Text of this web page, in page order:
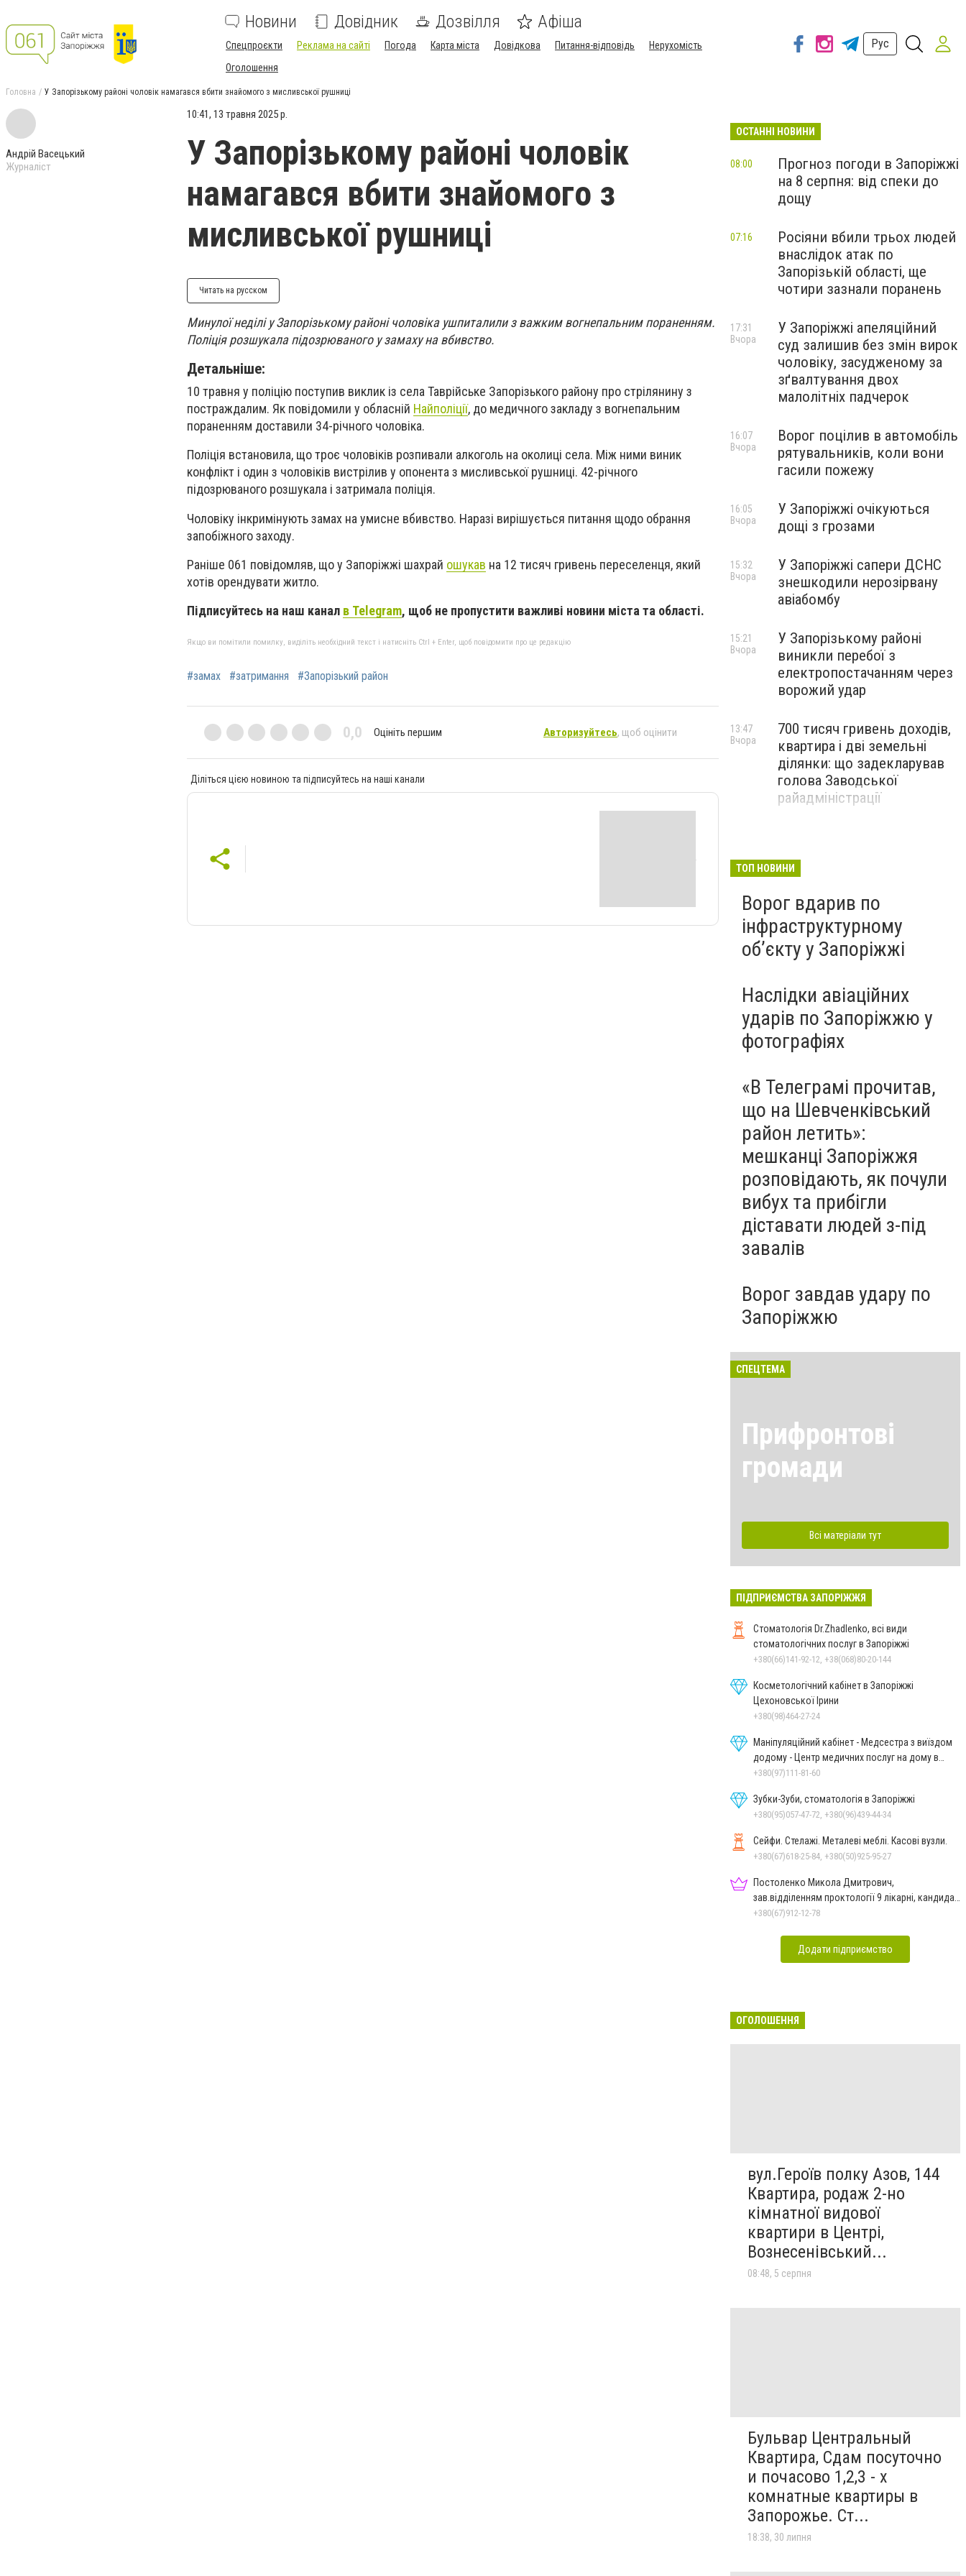
Новини Довідник Дозвілля Афіша
Спецпроєкти Реклама на сайті Погода Карта міста Довідкова Питання-відповідь
Нерухомість
Оголошення
Рус
Головна У Запорізькому районі чоловік намагався вбити знайомого з мисливської рушниці
Андрій Васецький
Журналіст
10:41, 13 травня 2025 р.
У Запорізькому районі чоловік
намагався вбити знайомого з
мисливської рушниці
Читать на русском
Минулої неділі у Запорізькому районі чоловіка ушпиталили з важким вогнепальним пораненням.
Поліція розшукала підозрюваного у замаху на вбивство.
Детальніше:
10 травня у поліцію поступив виклик із села Таврійське Запорізького району про стрілянину з
постраждалим. Як повідомили у обласній Найполіції, до медичного закладу з вогнепальним
пораненням доставили 34-річного чоловіка.
Поліція встановила, що троє чоловіків розпивали алкоголь на околиці села. Між ними виник
конфлікт і один з чоловіків вистрілив у опонента з мисливської рушниці. 42-річного
підозрюваного розшукала і затримала поліція.
Чоловіку інкримінують замах на умисне вбивство. Наразі вирішується питання щодо обрання
запобіжного заходу.
Раніше 061 повідомляв, що у Запоріжжі шахрай ошукав на 12 тисяч гривень переселенця, який
хотів орендувати житло.
Підписуйтесь на наш канал в Telegram, щоб не пропустити важливі новини міста та області.
Якщо ви помітили помилку, виділіть необхідний текст і натисніть Ctrl + Enter, щоб повідомити про це редакцію
#замах #затримання #Запорізький район
0,0 Оцініть першим Авторизуйтесь, щоб оцінити
Діліться цією новиною та підписуйтесь на наші канали
ОСТАННІ НОВИНИ
Прогноз погоди в Запоріжжі
на 8 серпня: від спеки до
дощу
08:00
Росіяни вбили трьох людей
внаслідок атак по
Запорізькій області, ще
чотири зазнали поранень
07:16
У Запоріжжі апеляційний
суд залишив без змін вирок
чоловіку, засудженому за
зґвалтування двох
малолітніх падчерок
17:31
Вчора
Ворог поцілив в автомобіль
рятувальників, коли вони
гасили пожежу
16:07
Вчора
У Запоріжжі очікуються
дощі з грозами
16:05
Вчора
У Запоріжжі сапери ДСНС
знешкодили нерозірвану
авіабомбу
15:32
Вчора
У Запорізькому районі
виникли перебої з
електропостачанням через
ворожий удар
15:21
Вчора
700 тисяч гривень доходів,
квартира і дві земельні
ділянки: що задекларував
голова Заводської
райадміністрації
13:47
Вчора
ТОП НОВИНИ
Ворог вдарив по
інфраструктурному
обʼєкту у Запоріжжі
Наслідки авіаційних
ударів по Запоріжжю у
фотографіях
«В Телеграмі прочитав,
що на Шевченківський
район летить»:
мешканці Запоріжжя
розповідають, як почули
вибух та прибігли
діставати людей з-під
завалів
Ворог завдав удару по
Запоріжжю
СПЕЦТЕМА
Прифронтові
громади
Всі матеріали тут
ПІДПРИЄМСТВА ЗАПОРІЖЖЯ
Стоматологія Dr.Zhadlenko, всі види
стоматологічних послуг в Запоріжжі
+380(66)141-92-12, +38(068)80-20-144
Косметологічний кабінет в Запоріжжі
Цехоновської Ірини
+380(98)464-27-24
Маніпуляційний кабінет - Медсестра з виїздом
додому - Центр медичних послуг на дому в
Запоріжжі
+380(97)111-81-60
Зубки-Зуби, стоматологія в Запоріжжі
+380(95)057-47-72, +380(96)439-44-34
Сейфи. Стелажі. Металеві меблі. Касові вузли.
+380(67)618-25-84, +380(50)925-95-27
Постоленко Микола Дмитрович,
зав.відділенням проктології 9 лікарні, кандидат
медичних наук, доцент
+380(67)912-12-78
Додати підприємство
ОГОЛОШЕННЯ
вул.Героїв полку Азов, 144
Квартира, родаж 2-но
кімнатної видової
квартири в Центрі,
Вознесенівський...
08:48, 5 серпня
Бульвар Центральный
Квартира, Сдам посуточно
и почасово 1,2,3 - х
комнатные квартиры в
Запорожье. Ст...
18:38, 30 липня